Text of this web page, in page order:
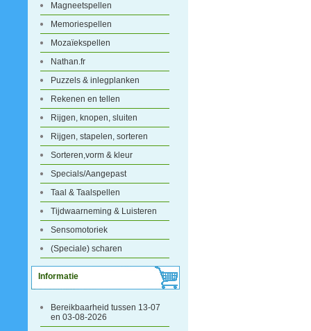
Magneetspellen
Memoriespellen
Mozaïekspellen
Nathan.fr
Puzzels & inlegplanken
Rekenen en tellen
Rijgen, knopen, sluiten
Rijgen, stapelen, sorteren
Sorteren,vorm & kleur
Specials/Aangepast
Taal & Taalspellen
Tijdwaarneming & Luisteren
Sensomotoriek
(Speciale) scharen
Informatie
Bereikbaarheid tussen 13-07
en 03-08-2026